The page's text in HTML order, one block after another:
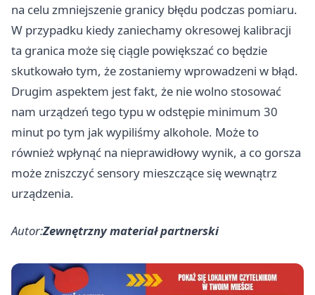
na celu zmniejszenie granicy błędu podczas pomiaru.
W przypadku kiedy zaniechamy okresowej kalibracji
ta granica może się ciągle powiększać co będzie
skutkowało tym, że zostaniemy wprowadzeni w błąd.
Drugim aspektem jest fakt, że nie wolno stosować
nam urządzeń tego typu w odstępie minimum 30
minut po tym jak wypiliśmy alkohole. Może to
również wpłynąć na nieprawidłowy wynik, a co gorsza
może zniszczyć sensory mieszczące się wewnątrz
urządzenia.
Autor:Zewnętrzny materiał partnerski